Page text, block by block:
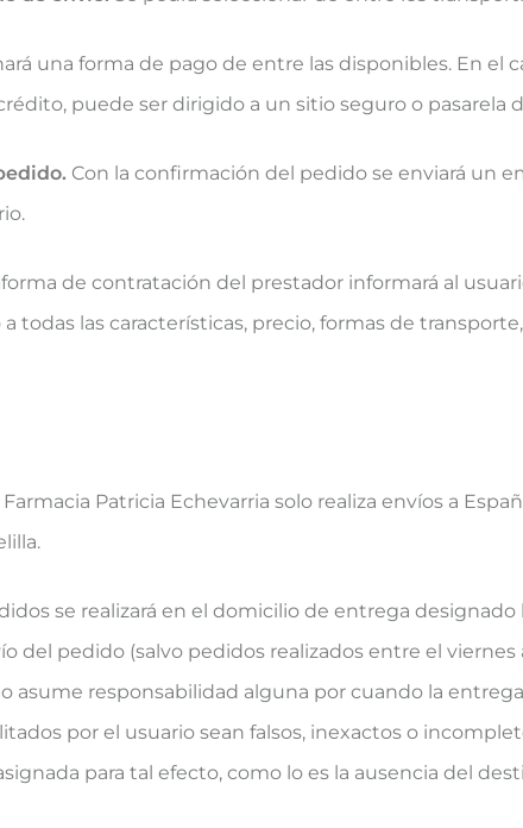
una forma de pago de entre las disponibles. En
puede ser dirigido a un sitio seguro o pasarela
Con la confirmación del pedido se enviará un
de contratación del prestador informará al
todas las características, precio, formas de
Patricia Echevarria solo realiza envíos a
se realizará en el domicilio de entrega
del pedido (salvo pedidos realizados entre el viernes
asume responsabilidad alguna por cuando la
por el usuario sean falsos, inexactos o
para tal efecto, como lo es la ausencia del